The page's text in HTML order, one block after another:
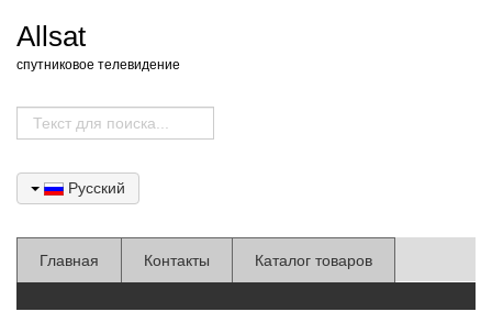
Allsat
спутниковое телевидение
Русский
Главная Контакты Каталог товаров